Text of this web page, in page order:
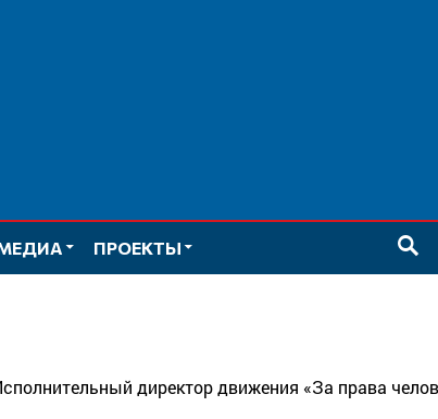
ПРОЕКТЫ
директор движения «За права